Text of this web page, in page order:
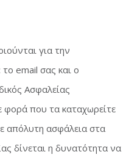
για την
email σας και ο
Ασφαλείας
φορά που τα καταχωρείτε
απόλυτη ασφάλεια στα
δίνεται η δυνατότητα να